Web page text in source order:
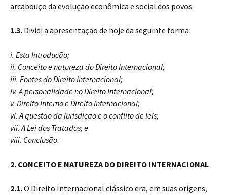
arcabouço da evolução econômica e social dos povos.
1.3. Dividi a apresentação de hoje da seguinte forma:
i. Esta Introdução;
ii. Conceito e natureza do Direito Internacional;
iii. Fontes do Direito Internacional;
iv. A personalidade no Direito Internacional;
v. Direito Interno e Direito Internacional;
vi. A questão da jurisdição e o conflito de leis;
vii. A Lei dos Tratados; e
viii. Conclusão.
2. CONCEITO E NATUREZA DO DIREITO INTERNACIONAL
2.1.O Direito Internacional clássico era, em suas origens,